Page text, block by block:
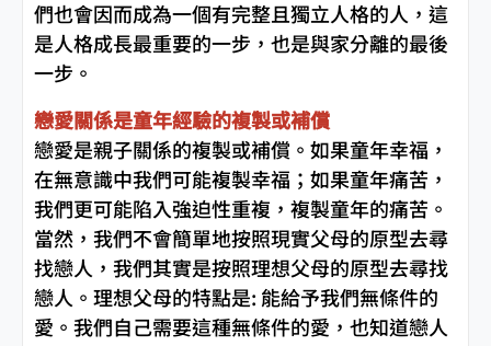
們也會因而成為一個有完整且獨立人格的人，這
是人格成長最重要的一步，也是與家分離的最後
一步。
戀愛關係是童年經驗的複製或補償
戀愛是親子關係的複製或補償。如果童年幸福，
在無意識中我們可能複製幸福；如果童年痛苦，
我們更可能陷入強迫性重複，複製童年的痛苦。
當然，我們不會簡單地按照現實父母的原型去尋
找戀人，我們其實是按照理想父母的原型去尋找
戀人。理想父母的特點是: 能給予我們無條件的
愛。我們自己需要這種無條件的愛，也知道戀人